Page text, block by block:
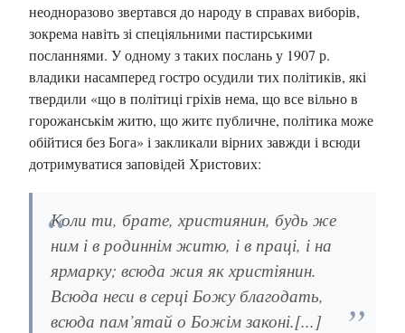
неодноразово звертався до народу в справах виборів,
зокрема навіть зі спеціяльними пастирськими
посланнями. У одному з таких послань у 1907 р.
владики насамперед гостро осудили тих політиків, які
твердили «що в політиці гріхів нема, що все вільно в
горожанськім житю, що житє публичне, політика може
обійтися без Бога» і закликали вірних завжди і всюди
дотримуватися заповідей Христових:
Коли ти, брате, християнин, будь же
ним і в родиннім житю, і в праці, і на
ярмарку; всюда жия як христіянин.
Всюда неси в серці Божу благодать,
всюда пам’ятай о Божім законі.[...]